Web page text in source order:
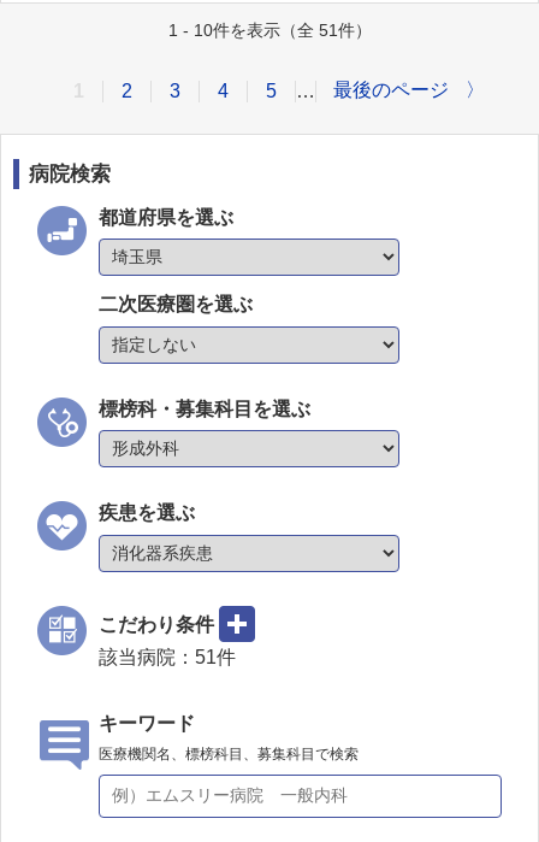
1 - 10件を表示（全 51件）
2 3 4 5 … 最後のページ 〉
病院検索
都道府県を選ぶ
二次医療圏を選ぶ
標榜科・募集科目を選ぶ
疾患を選ぶ
こだわり条件
該当病院： 51件
キーワード
医療機関名、標榜科目、募集科目で検索